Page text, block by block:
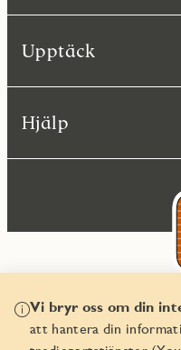
Vi bryr oss om din
att hantera din
Upptäck
Hjälp
©